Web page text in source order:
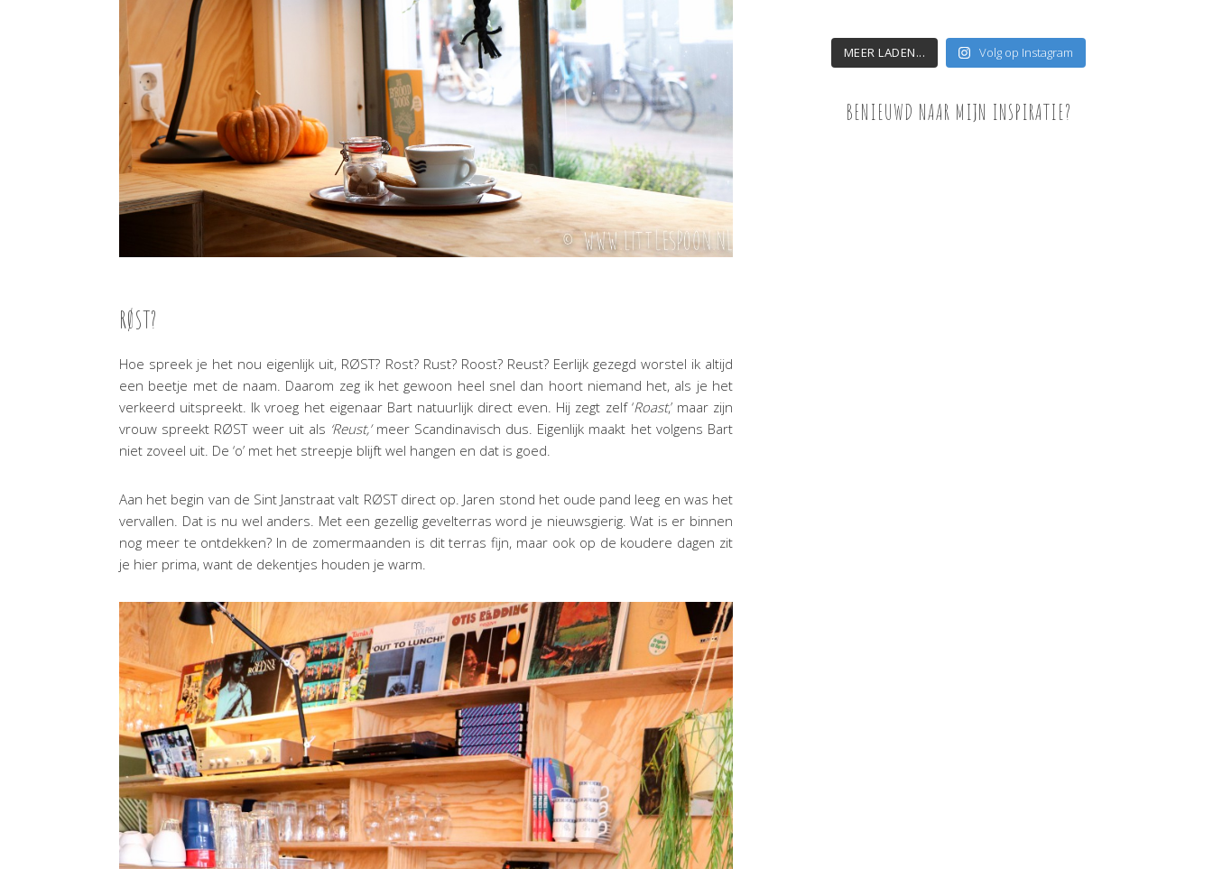
RØST?
Hoe spreek je het nou eigenlijk uit, RØST? Rost? Rust? Roost? Reust? Eerlijk gezegd worstel ik altijd
een beetje met de naam. Daarom zeg ik het gewoon heel snel dan hoort niemand het, als je het
verkeerd uitspreekt. Ik vroeg het eigenaar Bart natuurlijk direct even. Hij zegt zelf ‘Roast,’ maar zijn
vrouw spreekt RØST weer uit als ‘Reust,’meer Scandinavisch dus. Eigenlijk maakt het volgens Bart
niet zoveel uit. De ‘o’ met het streepje blijft wel hangen en dat is goed.
Aan het begin van de Sint Janstraat valt RØST direct op. Jaren stond het oude pand leeg en was het
vervallen. Dat is nu wel anders. Met een gezellig gevelterras word je nieuwsgierig. Wat is er binnen
nog meer te ontdekken? In de zomermaanden is dit terras fijn, maar ook op de koudere dagen zit
je hier prima, want de dekentjes houden je warm.
MEER LADEN... Volg op Instagram
BENIEUWD NAAR MIJN INSPIRATIE?